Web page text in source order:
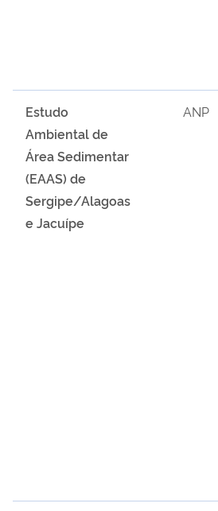
Estudo
Ambiental de
Área Sedimentar
(EAAS) de
Sergipe/Alagoas
e Jacuípe
ANP